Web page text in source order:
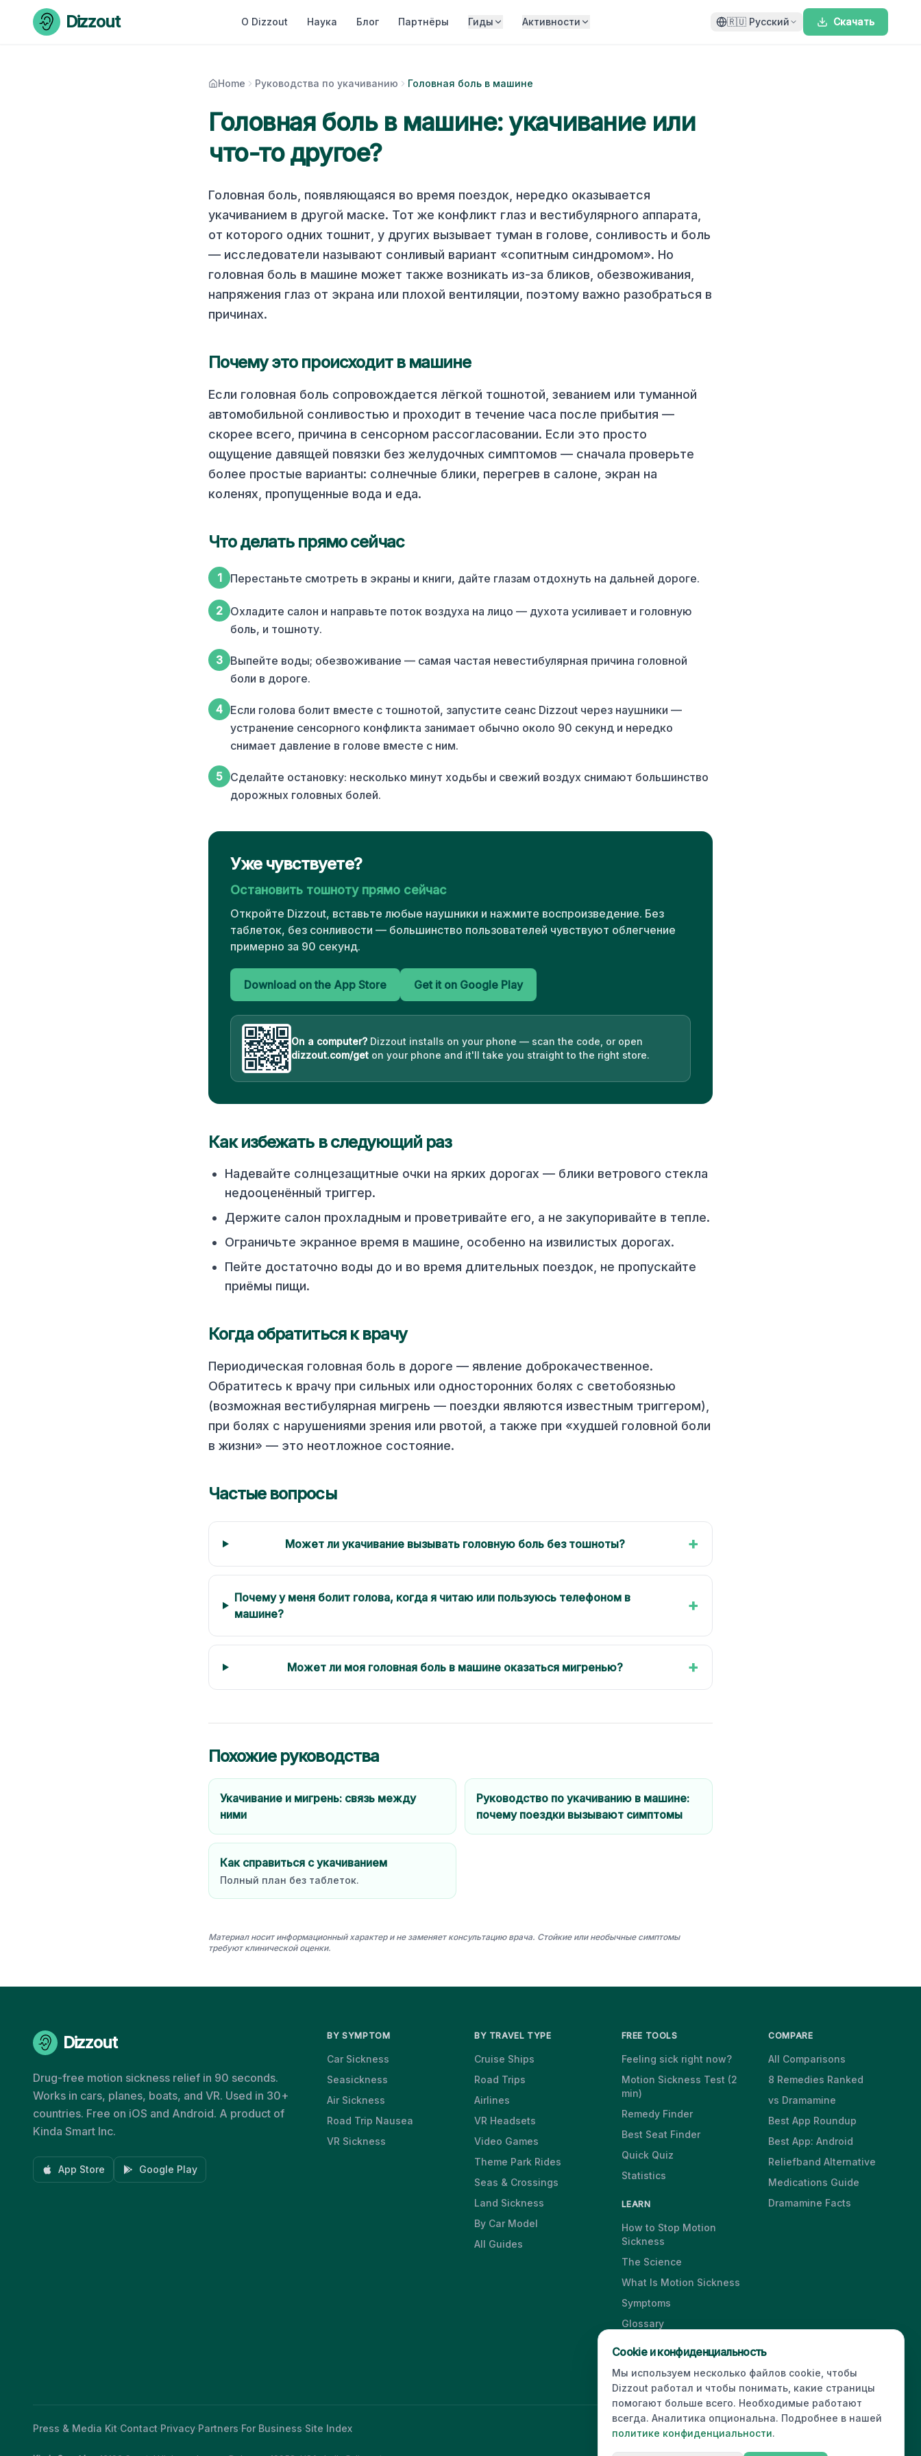
Skip to content
Dizzout О Dizzout Наука Блог Партнёры Гиды Активности 🇷🇺 Русский Скачать
Home Руководства по укачиванию Головная боль в машине
Головная боль в машине: укачивание или
что-то другое?
Головная боль, появляющаяся во время поездок, нередко оказывается
укачиванием в другой маске. Тот же конфликт глаз и вестибулярного аппарата,
от которого одних тошнит, у других вызывает туман в голове, сонливость и боль
— исследователи называют сонливый вариант «сопитным синдромом». Но
головная боль в машине может также возникать из-за бликов, обезвоживания,
напряжения глаз от экрана или плохой вентиляции, поэтому важно разобраться в
причинах.
Почему это происходит в машине
Если головная боль сопровождается лёгкой тошнотой, зеванием или туманной
автомобильной сонливостью и проходит в течение часа после прибытия —
скорее всего, причина в сенсорном рассогласовании. Если это просто
ощущение давящей повязки без желудочных симптомов — сначала проверьте
более простые варианты: солнечные блики, перегрев в салоне, экран на
коленях, пропущенные вода и еда.
Что делать прямо сейчас
1 Перестаньте смотреть в экраны и книги, дайте глазам отдохнуть на дальней дороге.
2 Охладите салон и направьте поток воздуха на лицо — духота усиливает и головную
боль, и тошноту.
3 Выпейте воды; обезвоживание — самая частая невестибулярная причина головной
боли в дороге.
4 Если голова болит вместе с тошнотой, запустите сеанс Dizzout через наушники —
устранение сенсорного конфликта занимает обычно около 90 секунд и нередко
снимает давление в голове вместе с ним.
5 Сделайте остановку: несколько минут ходьбы и свежий воздух снимают большинство
дорожных головных болей.
Уже чувствуете?
Остановить тошноту прямо сейчас
Откройте Dizzout, вставьте любые наушники и нажмите воспроизведение. Без
таблеток, без сонливости — большинство пользователей чувствуют облегчение
примерно за 90 секунд.
Download on the App Store Get it on Google Play
On a computer? Dizzout installs on your phone — scan the code, or open
dizzout.com/get on your phone and it'll take you straight to the right store.
Как избежать в следующий раз
Надевайте солнцезащитные очки на ярких дорогах — блики ветрового стекла
недооценённый триггер.
Держите салон прохладным и проветривайте его, а не закупоривайте в тепле.
Ограничьте экранное время в машине, особенно на извилистых дорогах.
Пейте достаточно воды до и во время длительных поездок, не пропускайте
приёмы пищи.
Когда обратиться к врачу
Периодическая головная боль в дороге — явление доброкачественное.
Обратитесь к врачу при сильных или односторонних болях с светобоязнью
(возможная вестибулярная мигрень — поездки являются известным триггером),
при болях с нарушениями зрения или рвотой, а также при «худшей головной боли
в жизни» — это неотложное состояние.
Частые вопросы
Может ли укачивание вызывать головную боль без тошноты? +
Почему у меня болит голова, когда я читаю или пользуюсь телефоном в
машине?
+
Может ли моя головная боль в машине оказаться мигренью? +
Похожие руководства
Укачивание и мигрень: связь между
ними
Руководство по укачиванию в машине:
почему поездки вызывают симптомы
Как справиться с укачиванием
Полный план без таблеток.
Материал носит информационный характер и не заменяет консультацию врача. Стойкие или необычные симптомы
требуют клинической оценки.
Dizzout
Drug-free motion sickness relief in 90 seconds.
Works in cars, planes, boats, and VR. Used in 30+
countries. Free on iOS and Android. A product of
Kinda Smart Inc.
App Store Google Play
BY SYMPTOM
Car Sickness
Seasickness
Air Sickness
Road Trip Nausea
VR Sickness
BY TRAVEL TYPE
Cruise Ships
Road Trips
Airlines
VR Headsets
Video Games
Theme Park Rides
Seas & Crossings
Land Sickness
By Car Model
All Guides
FREE TOOLS
Feeling sick right now?
Motion Sickness Test (2
min)
Remedy Finder
Best Seat Finder
Quick Quiz
Statistics
LEARN
How to Stop Motion
Sickness
The Science
What Is Motion Sickness
Symptoms
Glossary
COMPARE
All Comparisons
8 Remedies Ranked
vs Dramamine
Best App Roundup
Best App: Android
Reliefband Alternative
Medications Guide
Dramamine Facts
Press & Media Kit·Contact·Privacy·Partners·For Business·Site Index
Cookie и конфиденциальность
Мы используем несколько файлов cookie, чтобы
Dizzout работал и чтобы понимать, какие страницы
помогают больше всего. Необходимые работают
всегда. Аналитика опциональна. Подробнее в нашей
политике конфиденциальности.